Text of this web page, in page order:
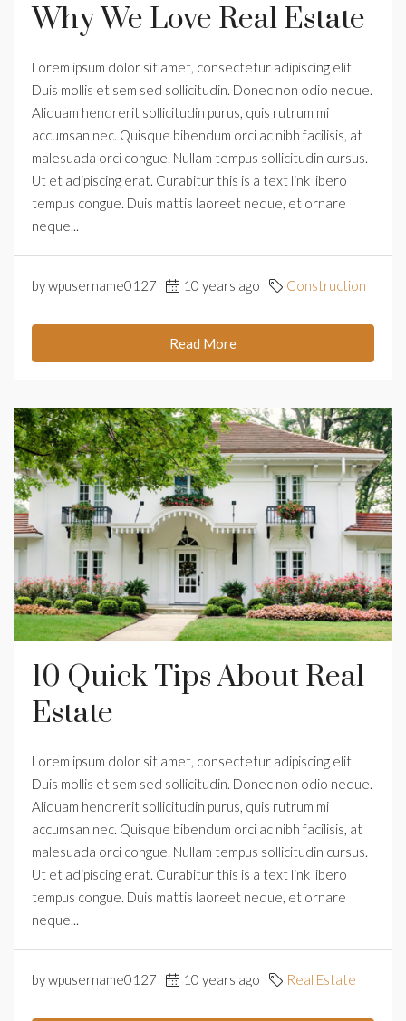
Why We Love Real Estate
Lorem ipsum dolor sit amet, consectetur adipiscing elit.
Duis mollis et sem sed sollicitudin. Donec non odio neque.
Aliquam hendrerit sollicitudin purus, quis rutrum mi
accumsan nec. Quisque bibendum orci ac nibh facilisis, at
malesuada orci congue. Nullam tempus sollicitudin cursus.
Ut et adipiscing erat. Curabitur this is a text link libero
tempus congue. Duis mattis laoreet neque, et ornare
neque...
by wpusername0127 10 years ago Construction
Read More
10 Quick Tips About Real
Estate
Lorem ipsum dolor sit amet, consectetur adipiscing elit.
Duis mollis et sem sed sollicitudin. Donec non odio neque.
Aliquam hendrerit sollicitudin purus, quis rutrum mi
accumsan nec. Quisque bibendum orci ac nibh facilisis, at
malesuada orci congue. Nullam tempus sollicitudin cursus.
Ut et adipiscing erat. Curabitur this is a text link libero
tempus congue. Duis mattis laoreet neque, et ornare
neque...
by wpusername0127 10 years ago Real Estate